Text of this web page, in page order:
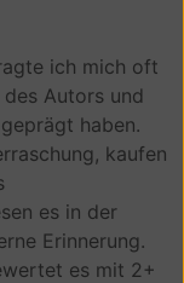
ich mich oft
Autors und
haben.
kaufen
es in der
Erinnerung.
es mit 2+